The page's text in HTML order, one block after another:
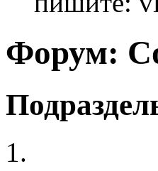
Форум: